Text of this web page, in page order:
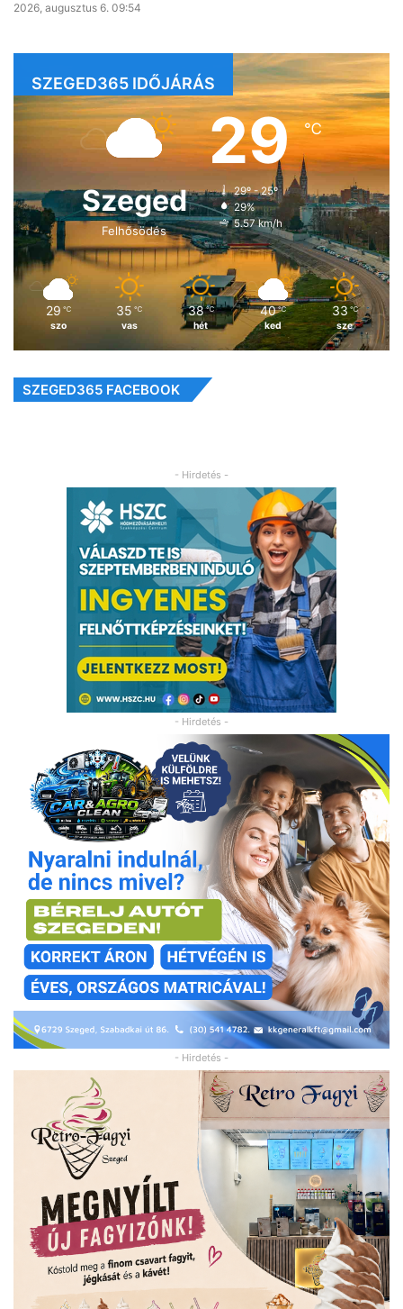
2026, augusztus 6. 09:54
SZEGED365 IDŐJÁRÁS
Szeged
Felhősödés
29℃
29º - 25º
29%
5.57 km/h
29 ℃
szo
35 ℃
vas
38 ℃
hét
40 ℃
ked
33 ℃
sze
SZEGED365 FACEBOOK
- Hirdetés -
- Hirdetés -
- Hirdetés -